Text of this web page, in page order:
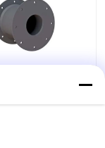
İçin Uzun
ve Düşük